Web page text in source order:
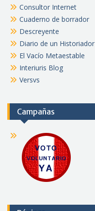
Consultor Internet
Cuaderno de borrador
Descreyente
Diario de un Historiador
El Vacío Metaestable
Interiuris Blog
Versvs
Campañas